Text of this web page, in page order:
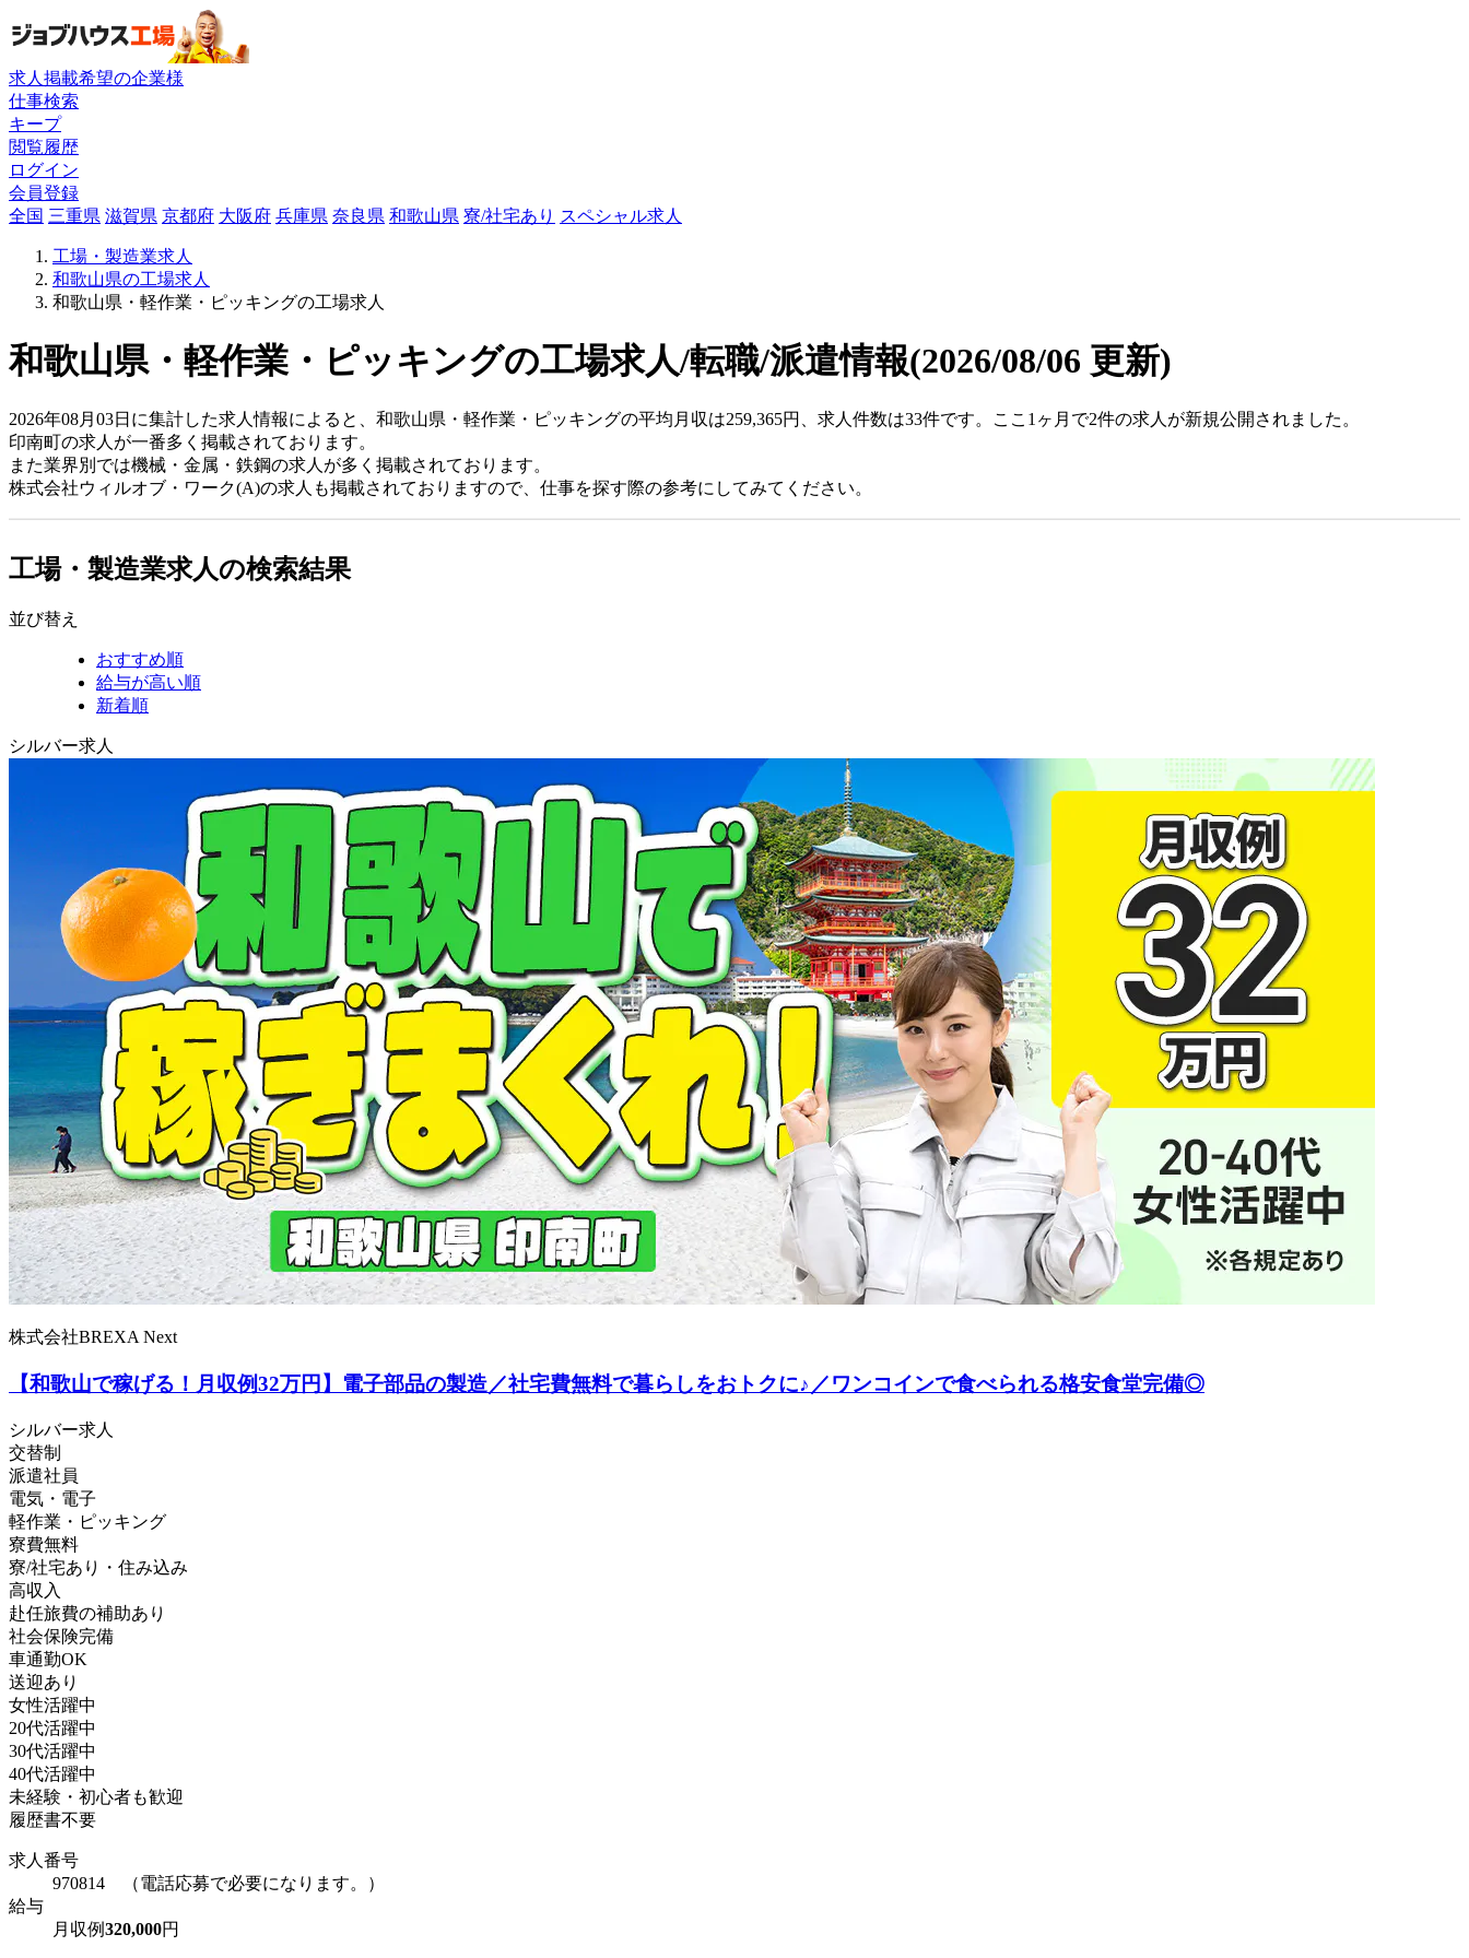
求人掲載希望の企業様
仕事検索
キープ
閲覧履歴
ログイン
会員登録
全国 三重県 滋賀県 京都府 大阪府 兵庫県 奈良県 和歌山県 寮/社宅あり スペシャル求人
工場・製造業求人
和歌山県の工場求人
和歌山県・軽作業・ピッキングの工場求人
和歌山県・軽作業・ピッキングの工場求人/転職/派遣情報(2026/08/06 更新)
2026年08月03日に集計した求人情報によると、和歌山県・軽作業・ピッキングの平均月収は259,365円、求人件数は33件です。ここ1ヶ月で2件の求人が新規公開されました。
印南町の求人が一番多く掲載されております。
また業界別では機械・金属・鉄鋼の求人が多く掲載されております。
株式会社ウィルオブ・ワーク(A)の求人も掲載されておりますので、仕事を探す際の参考にしてみてください。
工場・製造業求人の検索結果
並び替え
おすすめ順
給与が高い順
新着順
シルバー求人
株式会社BREXA Next
【和歌山で稼げる！月収例32万円】電子部品の製造／社宅費無料で暮らしをおトクに♪／ワンコインで食べられる格安食堂完備◎
シルバー求人
交替制
派遣社員
電気・電子
軽作業・ピッキング
寮費無料
寮/社宅あり・住み込み
高収入
赴任旅費の補助あり
社会保険完備
車通勤OK
送迎あり
女性活躍中
20代活躍中
30代活躍中
40代活躍中
未経験・初心者も歓迎
履歴書不要
求人番号
970814 （電話応募で必要になります。）
給与
月収例320,000円